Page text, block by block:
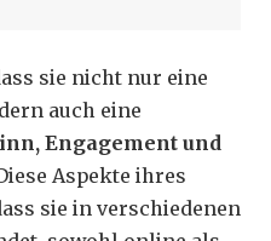
sie nicht nur eine
auch eine
Engagement und
Aspekte ihres
sie in verschiedenen